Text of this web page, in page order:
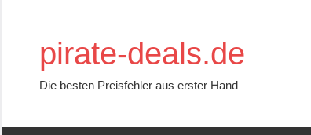
springenpirate-deals.de
Die besten Preisfehler aus erster Hand